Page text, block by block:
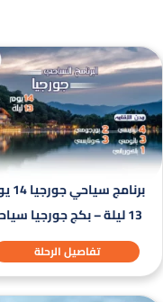
برنامج سياحي جورجيا 14 يوم
تفاصيل الرحلة